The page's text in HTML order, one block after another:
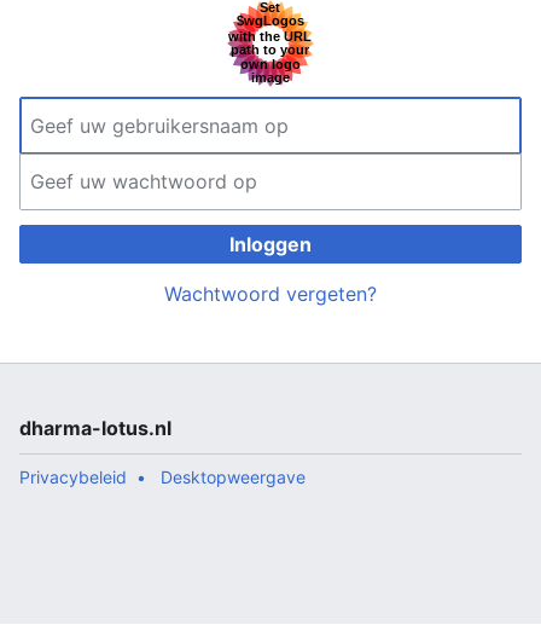
Inloggen
Wachtwoord vergeten?
dharma-lotus.nl
Privacybeleid Desktopweergave